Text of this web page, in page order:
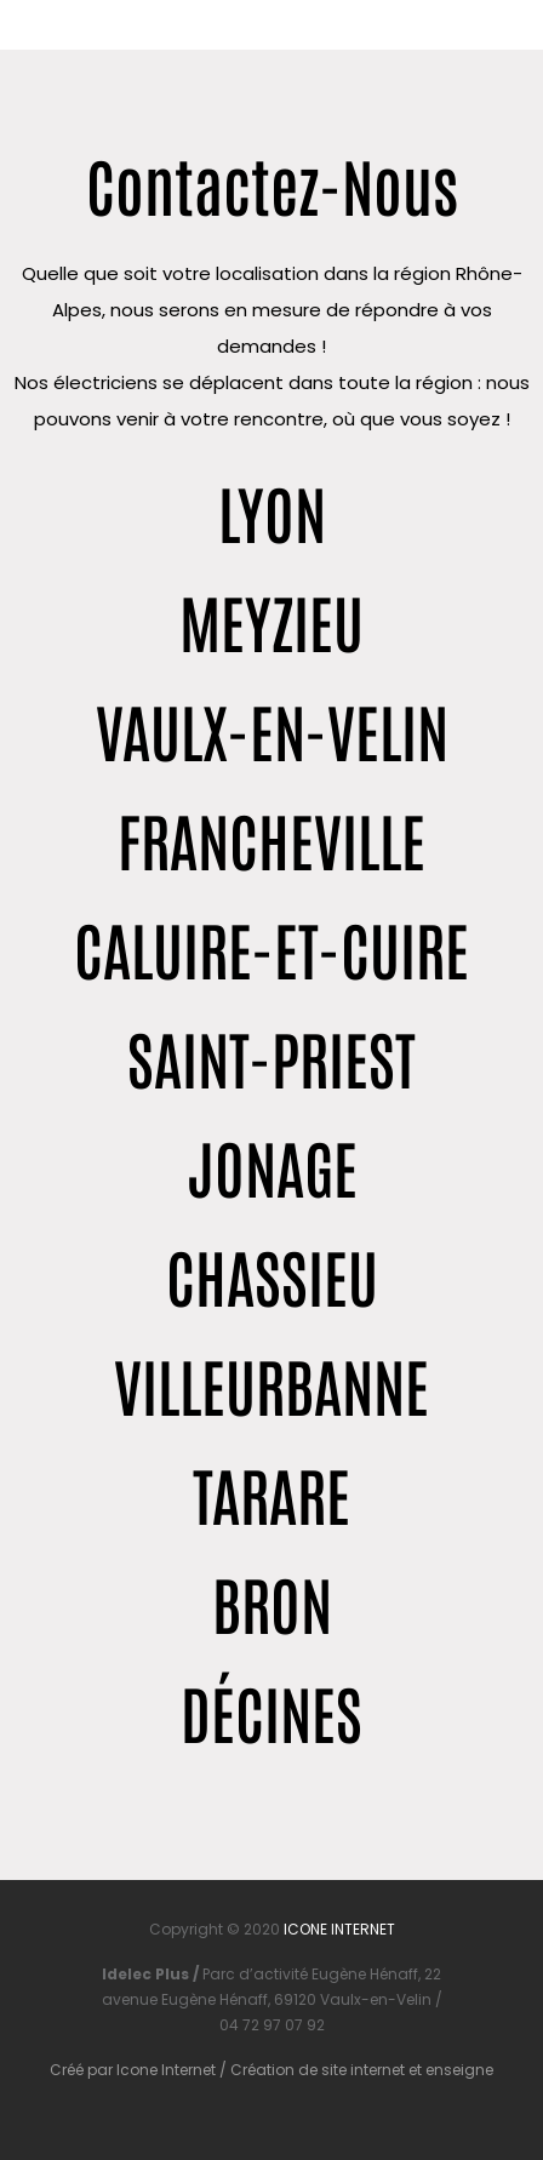
Contactez-Nous
Quelle que soit votre localisation dans la région Rhône-
Alpes, nous serons en mesure de répondre à vos
demandes !
Nos électriciens se déplacent dans toute la région : nous
pouvons venir à votre rencontre, où que vous soyez !
LYON
MEYZIEU
VAULX-EN-VELIN
FRANCHEVILLE
CALUIRE-ET-CUIRE
SAINT-PRIEST
JONAGE
CHASSIEU
VILLEURBANNE
TARARE
BRON
DÉCINES
Copyright © 2020 ICONE INTERNET
Idelec Plus / Parc d’activité Eugène Hénaff, 22
avenue Eugène Hénaff, 69120 Vaulx-en-Velin /
04 72 97 07 92
Créé par Icone Internet / Création de site internet et enseigne